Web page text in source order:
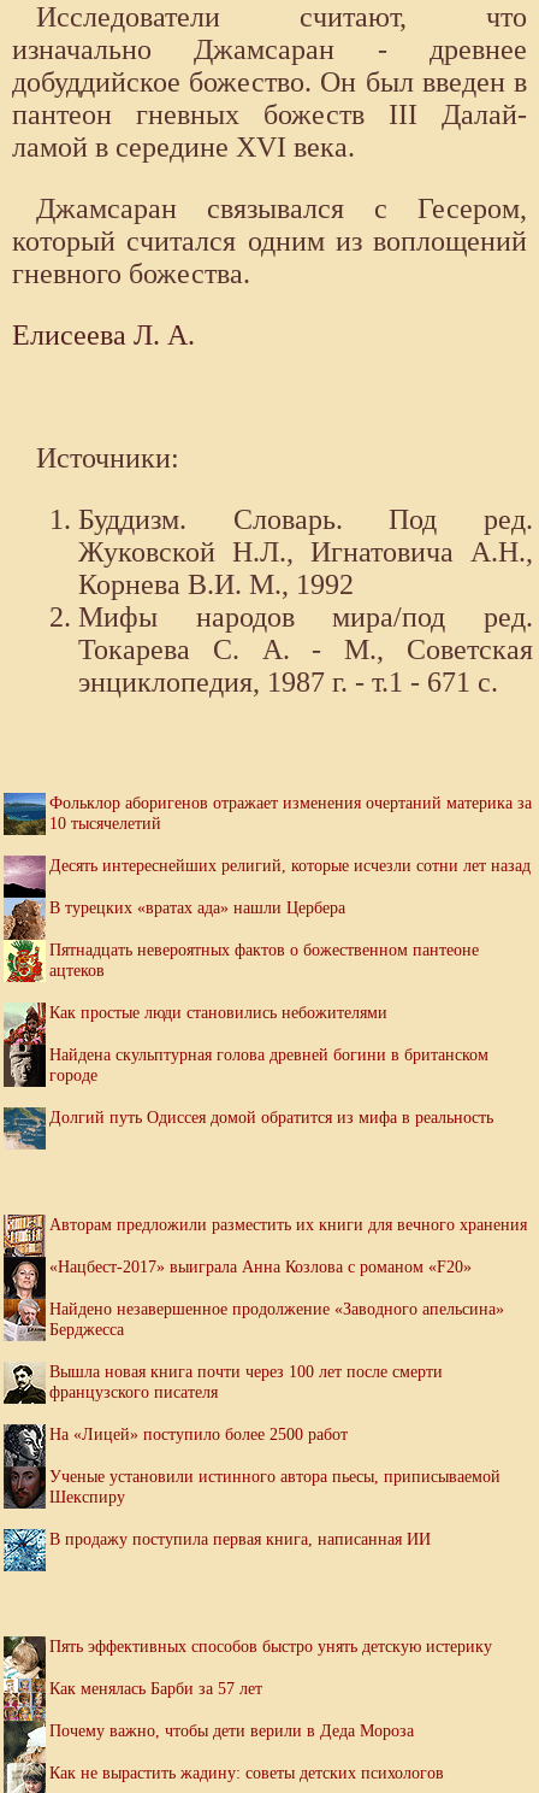
Исследователи считают, что
изначально Джамсаран - древнее
добуддийское божество. Он был введен в
пантеон гневных божеств III Далай-
ламой в середине XVI века.
Джамсаран связывался с Гесером,
который считался одним из воплощений
гневного божества.
Елисеева Л. А.
Источники:
Буддизм. Словарь. Под ред.
Жуковской Н.Л., Игнатовича А.Н.,
Корнева В.И. М., 1992
Мифы народов мира/под ред.
Токарева С. А. - М., Советская
энциклопедия, 1987 г. - т.1 - 671 с.
Фольклор аборигенов отражает изменения очертаний материка за
10 тысячелетий
Десять интереснейших религий, которые исчезли сотни лет назад
В турецких «вратах ада» нашли Цербера
Пятнадцать невероятных фактов о божественном пантеоне
ацтеков
Как простые люди становились небожителями
Найдена скульптурная голова древней богини в британском
городе
Долгий путь Одиссея домой обратится из мифа в реальность
Авторам предложили разместить их книги для вечного хранения
«Нацбест-2017» выиграла Анна Козлова с романом «F20»
Найдено незавершенное продолжение «Заводного апельсина»
Берджесса
Вышла новая книга почти через 100 лет после смерти
французского писателя
На «Лицей» поступило более 2500 работ
Ученые установили истинного автора пьесы, приписываемой
Шекспиру
В продажу поступила первая книга, написанная ИИ
Пять эффективных способов быстро унять детскую истерику
Как менялась Барби за 57 лет
Почему важно, чтобы дети верили в Деда Мороза
Как не вырастить жадину: советы детских психологов